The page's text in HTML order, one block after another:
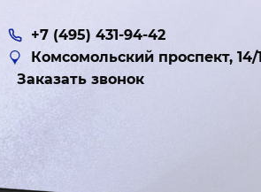
+7 (495) 431-94-42
Комсомольский проспект, 14/
Заказать звонок